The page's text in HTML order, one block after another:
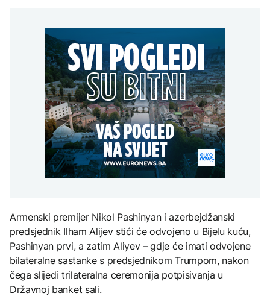
Vatrena stihija kod
Konjica ne jenjava,
zračne snage na terenu
AKTUELNO
Rusi gađali Kijevsku
oblast, Ukrajinci
rafineriju nafte - ima
nastradalih
ZANIMLJIVOSTI
Pripremite se za nebeski
spektakl: Kiša meteora
Perseidi stiže sredinom
augusta
TEHNOLOGIJA
Istorijska presuda protiv
Armenski premijer Nikol Pashinyan i azerbejdžanski
predsjednik Ilham Alijev stići će odvojeno u Bijelu kuću,
Pashinyan prvi, a zatim Aliyev – gdje će imati odvojene
bilateralne sastanke s predsjednikom Trumpom, nakon
čega slijedi trilateralna ceremonija potpisivanja u
Državnoj banket sali.